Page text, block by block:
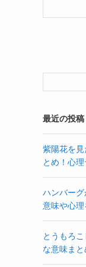
最近の投稿
紫陽花を
とめ！心理
ハンバー
意味や心理
とうもろ
な意味まと